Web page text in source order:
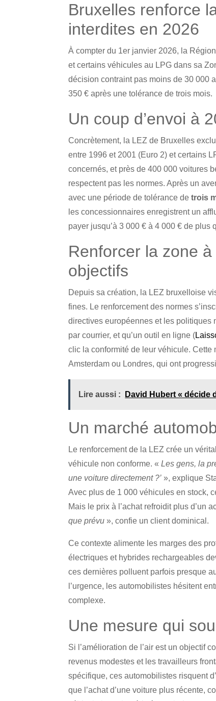
Bruxelles renforce
interdites en 2026
À compter du 1er janvier 2026, la
et certains véhicules au LPG dans sa
décision contraint pas moins de 30 000
350 € après une tolérance de trois mois.
Un coup d’envoi à
Concrètement, la LEZ de Bruxelles
entre 1996 et 2001 (Euro 2) et certains
concernés, et près de 400 000 voitures
respectent pas les normes. Après un
avec une période de tolérance detrois
les concessionnaires enregistrent un
payer jusqu’à 3 000 € à 4 000 € de plus
Renforcer la zone
objectifs
Depuis sa création, la LEZ bruxelloise
fines. Le renforcement des normes
directives européennes et les politiques
par courrier, et qu’un outil en ligne (
clic la conformité de leur véhicule. Cette
Amsterdam ou Londres, qui ont
Lire aussi : David Hubert « décide
Un marché
Le renforcement de la LEZ crée un
véhicule non conforme. «Les gens, la
une voiture directement ?’ », explique
Avec plus de 1 000 véhicules en stock,
Mais le prix à l’achat refroidit plus d’un
que prévu », confie un client dominical.
Ce contexte alimente les marges des
électriques et hybrides rechargeables
ces dernières polluent parfois presque
l’urgence, les automobilistes hésitent
complexe.
Une mesure qui
Si l’amélioration de l’air est un objectif
revenus modestes et les travailleurs
spécifique, ces automobilistes risquent
que l’achat d’une voiture plus récente,